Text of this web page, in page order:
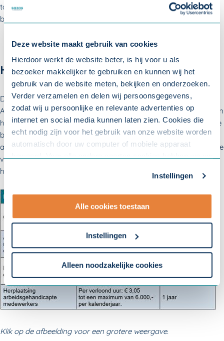
Deze website maakt gebruik van cookies
Hierdoor werkt de website beter, is hij voor u als
bezoeker makkelijker te gebruiken en kunnen wij het
gebruik van de website meten, bekijken en onderzoeken.
Verder verzamelen en delen wij persoonsgegevens,
zodat wij u persoonlijke en relevante advertenties op
internet en social media kunnen laten zien. Cookies die
echt nodig zijn voor het gebruik van onze website worden
automatisch door uw computer of mobiele apparaat
aanpassen. Met uw toestemming delen wij uw gegevens
- Lees hier onzeprivacyverklaringen onze
Om uw toestemmingsvoorkeur te wijzigen, klikt u op
Instellingen
Alle cookies toestaan
Instellingen
Alleen noodzakelijke cookies
totale loonkostenvoordeel voor uw bedrijf. De Belastingdienst
betaalt het bedrag aan u uit.
Hoe hoog is het loonkostenvoordeel?
De bedragen die worden uitgekeerd verschillen per doelgroep.
Aan loonkostenvoordeel ontvangt u het aantal verloonde uren in
het kalenderjaar vermenigvuldigd met het van toepassing zijnde
bedrag per verloond uur. Hier zit een maximum aan, dit is
afhankelijk van de doelgroep. Metde regelhulp van het ministerie
van Sociale Zaken en Werkgelegenheid kunt u berekenen hoe
hoog het loonkostenvoordeel uitvalt.
Klik op de afbeelding voor een grotere weergave.